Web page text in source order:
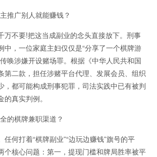
广别人就能赚钱？
不要!把这当成副业的念头直接放下。刑事
中，一位家庭主妇仅仅是“分享了一个棋牌游
唤涉嫌开设赌场罪。根据《中华人民共和国
第二款，担任涉赌平台代理、发展会员、组织
，都可能构成刑事犯罪，司法实践中已有被判
真实判例。
棋牌兼职渠道？
何打着“棋牌副业”“边玩边赚钱”旗号的平
个核心问题：第一，提现门槛和牌局胜率被平